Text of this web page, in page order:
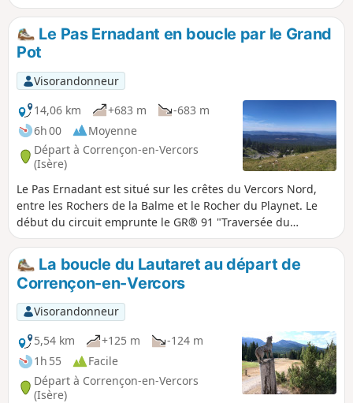
Le Pas Ernadant en boucle par le Grand
Pot
Visorandonneur
14,06 km
+683 m
-683 m
6h 00
Moyenne
Départ à Corrençon-en-Vercors
(Isère)
Le Pas Ernadant est situé sur les crêtes du Vercors Nord,
entre les Rochers de la Balme et le Rocher du Playnet. Le
début du circuit emprunte le GR® 91 "Traversée du
Vercors" jusqu'à la Cabane de Carette, puis l'itinéraire non
balisé et peu fréquenté vous permettra de découvrir le côté
plus sauvage de cette région.
La boucle du Lautaret au départ de
Corrençon-en-Vercors
Visorandonneur
5,54 km
+125 m
-124 m
1h 55
Facile
Départ à Corrençon-en-Vercors
(Isère)